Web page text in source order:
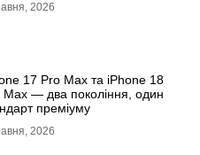
2026
17 Рro Мax та iРhone 18
Мax — два покоління, один
преміуму
2026